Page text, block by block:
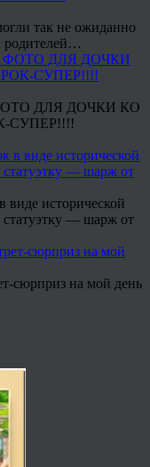
так не ожиданно
родителей…
ДЛЯ ДОЧКИ КО
СУПЕР!!!!
виде исторической
статуэтку — шарж от
сюрприз на мой день